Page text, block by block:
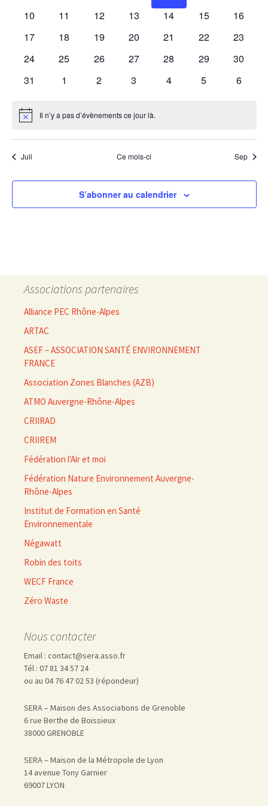
évènementsévènements
0
10
0
11
0
12
0
13
0
14
0
15
0
16
0
17
0
18
0
19
0
20
0
21
0
22
0
23
0
24
0
25
0
26
0
27
0
28
0
29
0
30
0
31
0
1
0
2
0
3
0
4
0
5
0
6
Notice Il n’y a pas d’évènements ce jour là.
Juil Ce mois-ci Sep
S’abonner au calendrier
Associations partenaires
Alliance PEC Rhône-Alpes
ARTAC
ASEF – ASSOCIATION SANTÉ ENVIRONNEMENT
FRANCE
Association Zones Blanches (AZB)
ATMO Auvergne-Rhône-Alpes
CRIIRAD
CRIIREM
Fédération l'Air et moi
Fédération Nature Environnement Auvergne-
Rhône-Alpes
Institut de Formation en Santé
Environnementale
Négawatt
Robin des toits
WECF France
Zéro Waste
Nous contacter
Email : contact@sera.asso.fr
Tél : 07 81 34 57 24
ou au 04 76 47 02 53 (répondeur)
SERA – Maison des Associations de Grenoble
6 rue Berthe de Boissieux
38000 GRENOBLE
SERA – Maison de la Métropole de Lyon
14 avenue Tony Garnier
69007 LYON